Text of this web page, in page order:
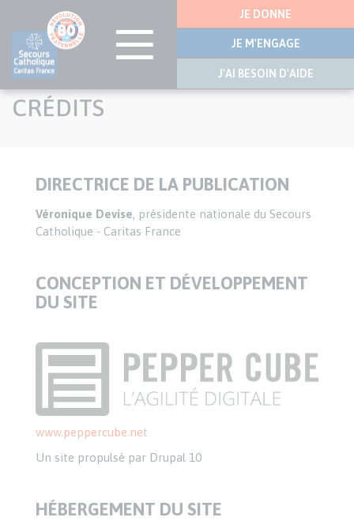
Aller
latérale
JE DONNE
JE M'ENGAGE
J'AI BESOIN D'AIDE
CRÉDITS
Texte
DIRECTRICE DE LA PUBLICATION
Véronique Devise, présidente nationale du Secours
Catholique - Caritas France
CONCEPTION ET DÉVELOPPEMENT
DU SITE
www.peppercube.net
Un site propulsé par Drupal 10
HÉBERGEMENT DU SITE